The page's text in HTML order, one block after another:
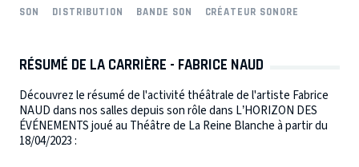
SON DISTRIBUTION BANDE SON CRÉATEUR SONORE
RÉSUMÉ DE LA CARRIÈRE - FABRICE NAUD
Découvrez le résumé de l'activité théâtrale de l'artiste Fabrice
NAUD dans nos salles depuis son rôle dans L’HORIZON DES
ÉVÉNEMENTS joué au Théâtre de La Reine Blanche à partir du
18/04/2023 :